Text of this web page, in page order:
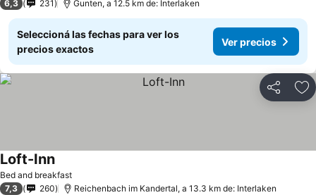
6,3 231 Gunten, a 12.5 km de: Interlaken
Seleccioná las fechas para ver los
precios exactos
Ver precios
Compartir
Bed and breakfast
Loft-InnVer precios
7,3 260 Reichenbach im Kandertal, a 13.3 km de: Interlaken